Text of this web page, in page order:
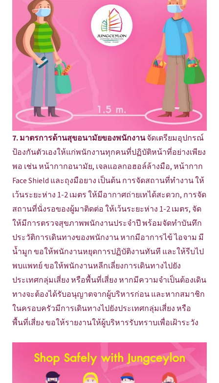
7. มาตรการด้านสุขอนามัยของพนักงานจัดเตรียมอุปกรณ์
ป้องกันตัวเองให้แก่พนักงานทุกคนที่ปฏิบัติหน้าที่อย่างเพียง
พอ เช่น หน้ากากอนามัย, เจลแอลกอฮอล์ล้างมือ, หน้ากาก
Face Shield และถุงมือยาง เป็นต้น การจัดสถานที่ทำงาน ให้
เว้นระยะห่าง 1-2 เมตร ให้มีอากาศถ่ายเทได้สะดวก, การจัด
สถานที่นั่งรอของผู้มาติดต่อ ให้เว้นระยะห่าง 1-2 เมตร, จัด
ให้มีการตรวจสุขภาพพนักงานประจำปี พร้อมจัดทำบันทึก
ประวัติการเดินทางของพนักงาน หากมีอาการไข้ ไอจาม มี
น้ำมูก ขอให้พนักงานหยุดการปฏิบัติงานทันที และให้รีบไป
พบแพทย์ ขอให้พนักงานหลีกเลี่ยงการเดินทางไปยัง
ประเทศกลุ่มเสี่ยง หรือพื้นที่เสี่ยง หากมีความจำเป็นต้องเดิน
ทางจะต้องได้รับอนุญาตจากผู้บริหารก่อน และหากสมาชิก
ในครอบครัวมีการเดินทางไปยังประเทศกลุ่มเสี่ยง หรือ
พื้นที่เสี่ยง ขอให้รายงานให้ผู้บริหารรับทราบเพื่อเฝ้าระวัง